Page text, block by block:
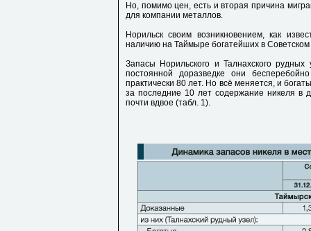
Но, помимо цен, есть и вторая причина
для компании металлов.
Норильск своим возникновением, как
наличию на Таймыре богатейших в
Запасы Норильского и Талнахского
постоянной доразведке они
практически 80 лет. Но всё меняется, и
за последние 10 лет содержание никеля в
почти вдвое (табл. 1).